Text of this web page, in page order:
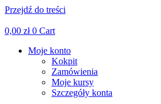
Przejdź do treści
0,00 zł 0 Cart
Moje konto
Kokpit
Zamówienia
Moje kursy
Szczegóły konta